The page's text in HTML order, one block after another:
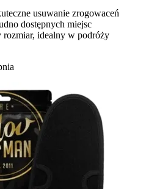
usuwanie zrogowaceń
dostępnych miejsc
idealny w podróży